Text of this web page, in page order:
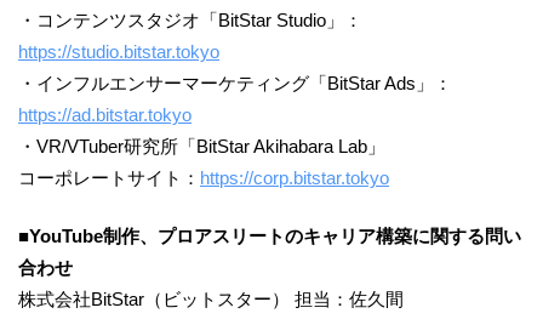
・コンテンツスタジオ「BitStar Studio」：
https://studio.bitstar.tokyo
・インフルエンサーマーケティング「BitStar Ads」：
https://ad.bitstar.tokyo
・VR/VTuber研究所「BitStar Akihabara Lab」
コーポレートサイト： https://corp.bitstar.tokyo
■YouTube制作、プロアスリートのキャリア構築に関する問い
合わせ
株式会社BitStar（ビットスター） 担当：佐久間